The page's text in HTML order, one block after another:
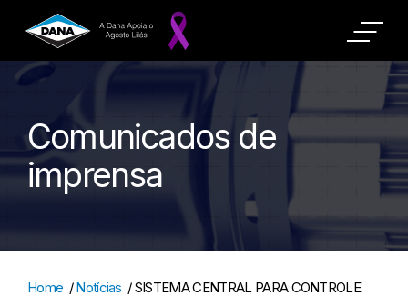
Comunicados de
imprensa
Home /Notícias /SISTEMA CENTRAL PARA CONTROLE